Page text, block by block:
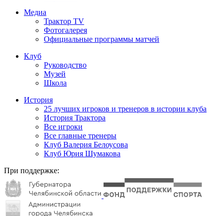
Медиа
Трактор TV
Фотогалерея
Официальные программы матчей
Клуб
Руководство
Музей
Школа
История
25 лучших игроков и тренеров в истории клуба
История Трактора
Все игроки
Все главные тренеры
Клуб Валерия Белоусова
Клуб Юрия Шумакова
При поддержке: